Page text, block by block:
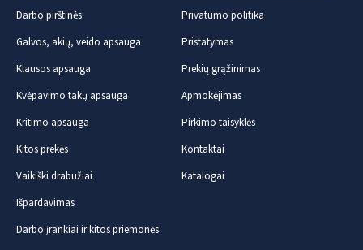
Darbo pirštinės
Galvos, akių, veido apsauga
Klausos apsauga
Kvėpavimo takų apsauga
Kritimo apsauga
Kitos prekės
Vaikiški drabužiai
Išpardavimas
Darbo įrankiai ir kitos priemonės
Privatumo politika
Pristatymas
Prekių grąžinimas
Apmokėjimas
Pirkimo taisyklės
Kontaktai
Katalogai